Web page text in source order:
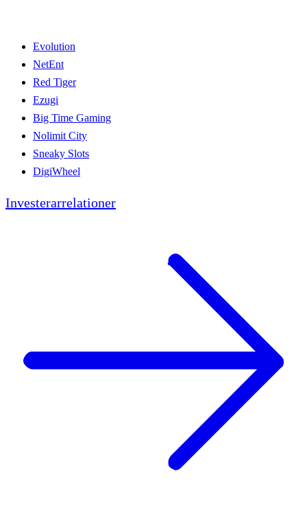
Evolution
NetEnt
Red Tiger
Ezugi
Big Time Gaming
Nolimit City
Sneaky Slots
DigiWheel
Investerarrelationer